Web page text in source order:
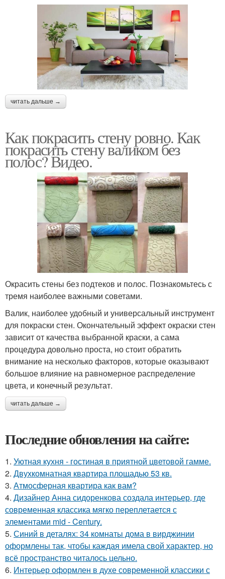
читать дальше →
Как покрасить стену ровно. Как
покрасить стену валиком без
полос? Видео.
Окрасить стены без подтеков и полос. Познакомьтесь с
тремя наиболее важными советами.
Валик, наиболее удобный и универсальный инструмент
для покраски стен. Окончательный эффект окраски стен
зависит от качества выбранной краски, а сама
процедура довольно проста, но стоит обратить
внимание на несколько факторов, которые оказывают
большое влияние на равномерное распределение
цвета, и конечный результат.
читать дальше →
Последние обновления на сайте:
1. Уютная кухня - гостиная в приятной цветовой гамме.
2. Двухкомнатная квартира площадью 53 кв.
3. Атмосферная квартира как вам?
4. Дизайнер Анна сидоренкова создала интерьер, где
современная классика мягко переплетается с
элементами mid - Century.
5. Синий в деталях: 34 комнаты дома в вирджинии
оформлены так, чтобы каждая имела свой характер, но
всё пространство читалось цельно.
6. Интерьер оформлен в духе современной классики с